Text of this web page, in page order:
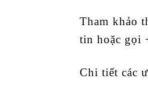
Tham khảo
tin hoặc gọi
Chi tiết các